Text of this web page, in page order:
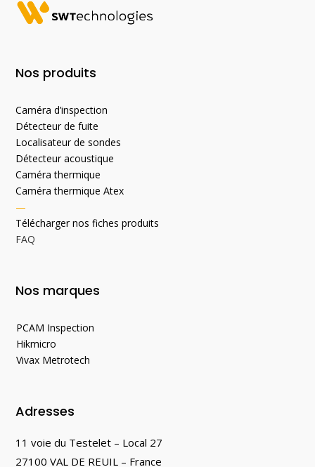
Nos produits
Caméra d’inspection
Détecteur de fuite
Localisateur de sondes
Détecteur acoustique
Caméra thermique
Caméra thermique Atex
—
Télécharger nos fiches produits
FAQ
Nos marques
PCAM Inspection
Hikmicro
Vivax Metrotech
Adresses
11 voie du Testelet – Local 27
27100 VAL DE REUIL – France